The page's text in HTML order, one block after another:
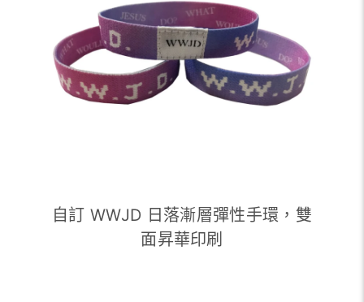
自訂 WWJD 日落漸層彈性手環，雙
面昇華印刷